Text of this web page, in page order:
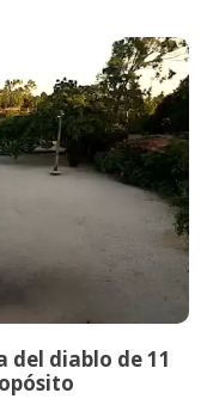
del diablo de 11